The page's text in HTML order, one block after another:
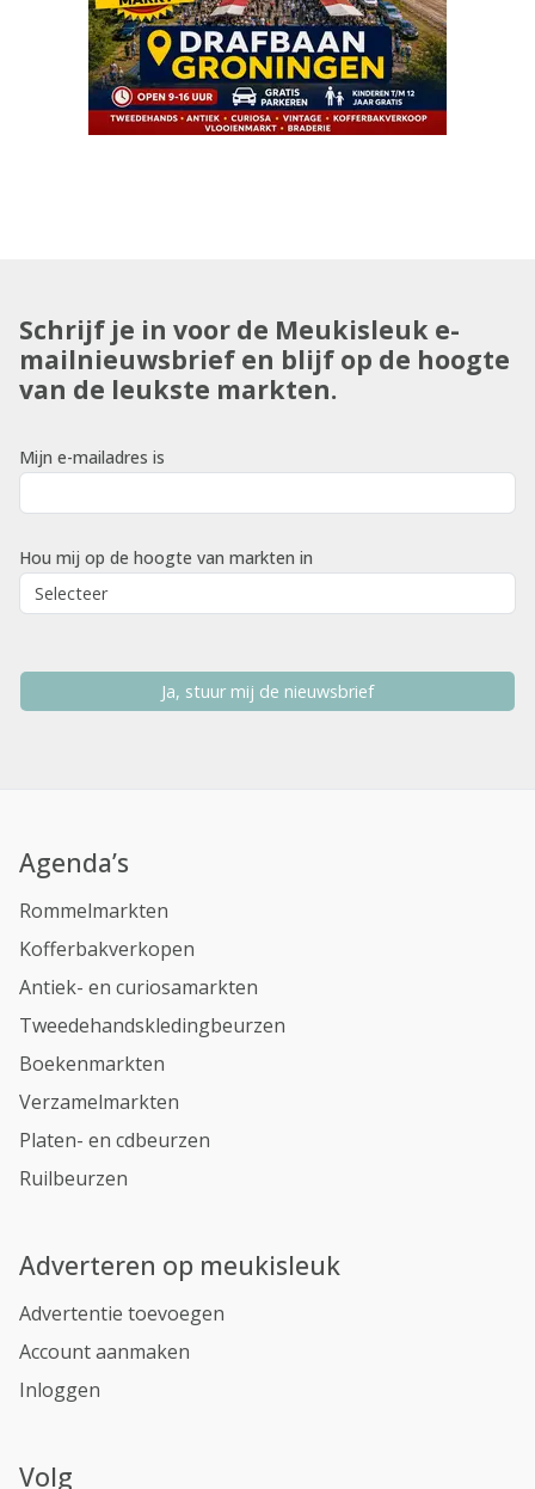
Schrijf je in voor de Meukisleuk e-
mailnieuwsbrief en blijf op de hoogte
van de leukste markten.
Mijn e-mailadres is
Hou mij op de hoogte van markten in
Ja, stuur mij de nieuwsbrief
Agenda’s
Rommelmarkten
Kofferbakverkopen
Antiek- en curiosamarkten
Tweedehandskledingbeurzen
Boekenmarkten
Verzamelmarkten
Platen- en cdbeurzen
Ruilbeurzen
Adverteren op meukisleuk
Advertentie toevoegen
Account aanmaken
Inloggen
Volg